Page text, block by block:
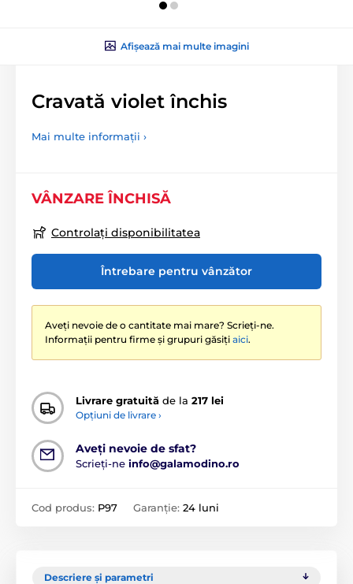
Afișează mai multe imagini
Cravată violet închis
Mai multe informații ›
VÂNZARE ÎNCHISĂ
Controlați disponibilitatea
Întrebare pentru vânzător
Aveți nevoie de o cantitate mai mare? Scrieți-ne.
Informații pentru firme și grupuri găsiți aici.
Livrare gratuită de la 217 lei
Opțiuni de livrare ›
Aveți nevoie de sfat?
Scrieți-ne info@galamodino.ro
Cod produs: P97 Garanție: 24 luni
Descriere și parametri